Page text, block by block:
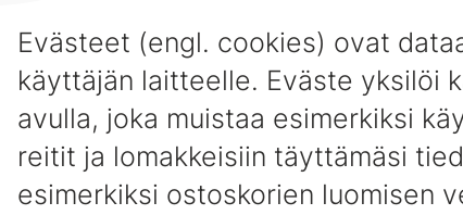
Evästeet (engl. cookies) ovat
käyttäjän laitteelle. Eväste yksilöi
avulla, joka muistaa esimerkiksi
reitit ja lomakkeisiin täyttämäsi
esimerkiksi ostoskorien luomisen